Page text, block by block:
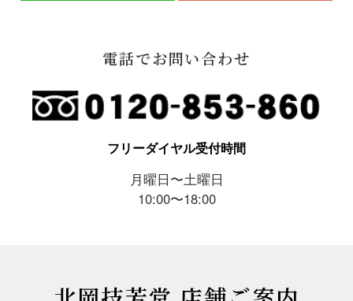
電話でお問い合わせ
フリーダイヤル受付時間
月曜日〜土曜日
10:00〜18:00